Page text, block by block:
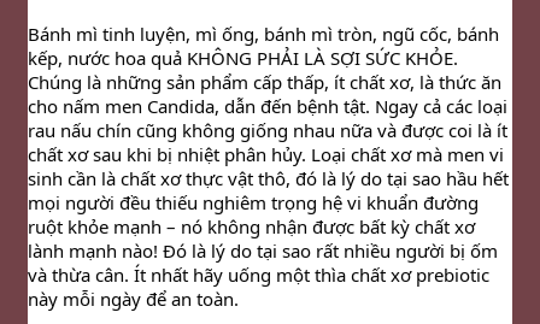
Bánh mì tinh luyện, mì ống, bánh mì tròn, ngũ cốc, bánh
kếp, nước hoa quả KHÔNG PHẢI LÀ SỢI SỨC KHỎE.
Chúng là những sản phẩm cấp thấp, ít chất xơ, là thức ăn
cho nấm men Candida, dẫn đến bệnh tật. Ngay cả các loại
rau nấu chín cũng không giống nhau nữa và được coi là ít
chất xơ sau khi bị nhiệt phân hủy. Loại chất xơ mà men vi
sinh cần là chất xơ thực vật thô, đó là lý do tại sao hầu hết
mọi người đều thiếu nghiêm trọng hệ vi khuẩn đường
ruột khỏe mạnh – nó không nhận được bất kỳ chất xơ
lành mạnh nào! Đó là lý do tại sao rất nhiều người bị ốm
và thừa cân. Ít nhất hãy uống một thìa chất xơ prebiotic
này mỗi ngày để an toàn.